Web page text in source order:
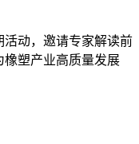
活动，邀请专家解读前
橡塑产业高质量发展